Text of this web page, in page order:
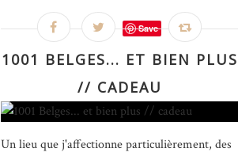
Save
1001 BELGES... ET BIEN PLUS
// CADEAU
Un lieu que j'affectionne particulièrement, des